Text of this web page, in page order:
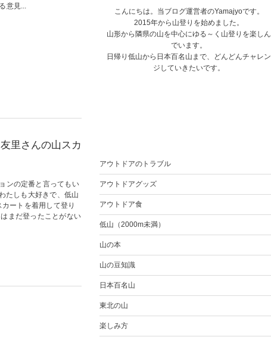
意見...
里さんの山スカ
ンの定番と言ってもい
たしも大好きで、低山
ートを着用して登り
まだ登ったことがない
こんにちは。当ブログ運営者のYamajyoです。
2015年から山登りを始めました。
山形から隣県の山を中心にゆる～く山登りを楽しん
でいます。
日帰り低山から日本百名山まで、どんどんチャレン
ジしていきたいです。
アウトドアのトラブル
アウトドアグッズ
アウトドア食
低山（2000m未満）
山の本
山の豆知識
日本百名山
東北の山
楽しみ方